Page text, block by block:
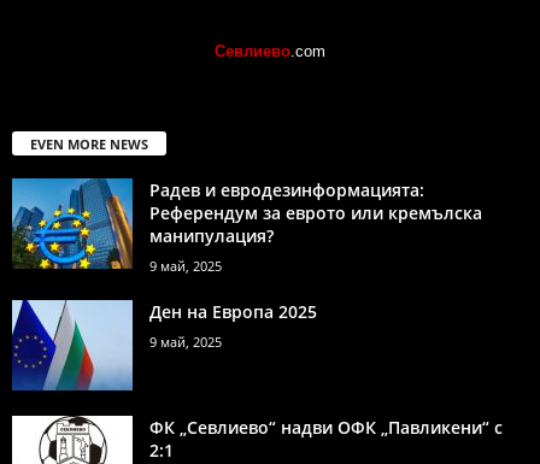
Севлиево.com
EVEN MORE NEWS
Радев и евродезинформацията:
Референдум за еврото или кремълска
манипулация?
9 май, 2025
Ден на Европа 2025
9 май, 2025
ФК „Севлиево“ надви ОФК „Павликени“ с
2:1